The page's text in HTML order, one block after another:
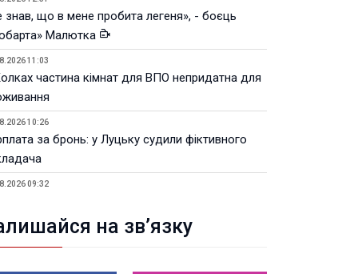
знав, що в мене пробита легеня», - боєць
Малютка
11:03
частина кімнат для ВПО непридатна для
10:26
за бронь: у Луцьку судили фіктивного
09:32
21:18
телеоб'єктивів Sigma Sports та Sony G-
на зв’язку